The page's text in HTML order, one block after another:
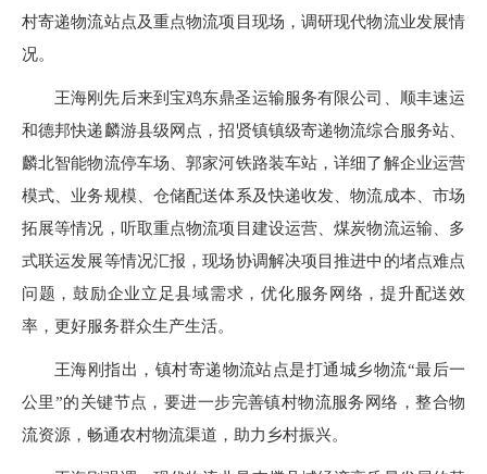
村寄递物流站点及重点物流项目现场，调研现代物流业发展情
况。
王海刚先后来到宝鸡东鼎圣运输服务有限公司、顺丰速运
和德邦快递麟游县级网点，招贤镇镇级寄递物流综合服务站、
麟北智能物流停车场、郭家河铁路装车站，详细了解企业运营
模式、业务规模、仓储配送体系及快递收发、物流成本、市场
拓展等情况，听取重点物流项目建设运营、煤炭物流运输、多
式联运发展等情况汇报，现场协调解决项目推进中的堵点难点
问题，鼓励企业立足县域需求，优化服务网络，提升配送效
率，更好服务群众生产生活。
王海刚指出，镇村寄递物流站点是打通城乡物流“最后一
公里”的关键节点，要进一步完善镇村物流服务网络，整合物
流资源，畅通农村物流渠道，助力乡村振兴。